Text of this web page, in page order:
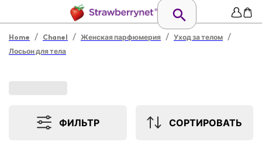
Home / Chanel / Женская парфюмерия / Уход за телом /
Лосьон для тела
ФИЛЬТР СОРТИРОВАТЬ